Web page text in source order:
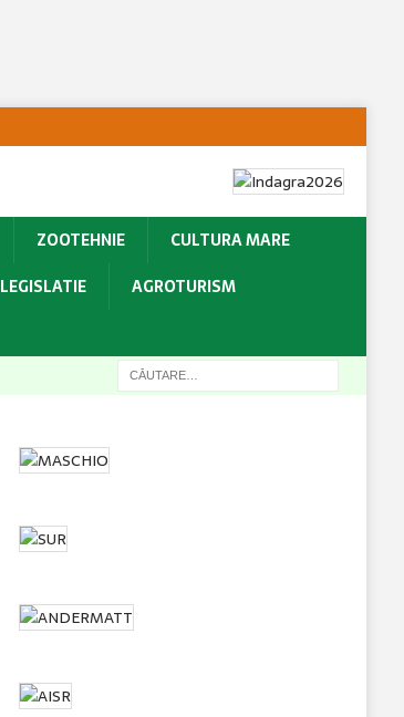
ZOOTEHNIE
CULTURA MARE
LEGISLATIE
AGROTURISM